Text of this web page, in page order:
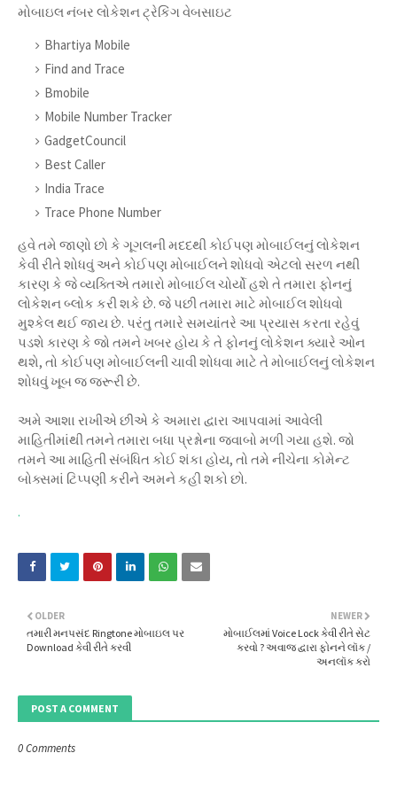
મોબાઇલ નંબર લોકેશન ટ્રેકિંગ વેબસાઇટ
Bhartiya Mobile
Find and Trace
Bmobile
Mobile Number Tracker
GadgetCouncil
Best Caller
India Trace
Trace Phone Number
હવે તમે જાણો છો કે ગૂગલની મદદથી કોઈપણ મોબાઈલનું લોકેશન
કેવી રીતે શોધવું અને કોઈપણ મોબાઈલને શોધવો એટલો સરળ નથી
કારણ કે જે વ્યક્તિએ તમારો મોબાઈલ ચોર્યો હશે તે તમારા ફોનનું
લોકેશન બ્લોક કરી શકે છે. જે પછી તમારા માટે મોબાઈલ શોધવો
મુશ્કેલ થઈ જાય છે. પરંતુ તમારે સમયાંતરે આ પ્રયાસ કરતા રહેવું
પડશે કારણ કે જો તમને ખબર હોય કે તે ફોનનું લોકેશન ક્યારે ઓન
થશે, તો કોઈપણ મોબાઈલની ચાવી શોધવા માટે તે મોબાઈલનું લોકેશન
શોધવું ખૂબ જ જરૂરી છે.
અમે આશા રાખીએ છીએ કે અમારા દ્વારા આપવામાં આવેલી
માહિતીમાંથી તમને તમારા બધા પ્રશ્નોના જવાબો મળી ગયા હશે. જો
તમને આ માહિતી સંબંધિત કોઈ શંકા હોય, તો તમે નીચેના કોમેન્ટ
બોક્સમાં ટિપ્પણી કરીને અમને કહી શકો છો.
.
NEWER
મોબાઈલમાં Voice Lock કેવી રીતે સેટ
કરવો ? અવાજ દ્વારા ફોનને લૉક /
અનલૉક કરો
OLDER
તમારી મનપસંદ Ringtone મોબાઇલ પર
Download કેવી રીતે કરવી
POST A COMMENT
0 Comments